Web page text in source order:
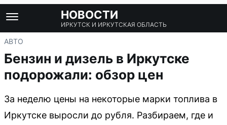
НОВОСТИ
ИРКУТСК И ИРКУТСКАЯ ОБЛАСТЬ
АВТО
Бензин и дизель в Иркутске
подорожали: обзор цен
За неделю цены на некоторые марки топлива в
Иркутске выросли до рубля. Разбираем, где и